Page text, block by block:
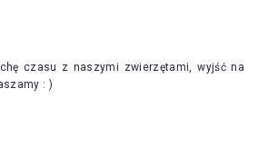
czasu z naszymi zwierzętami, wyjść na
: )